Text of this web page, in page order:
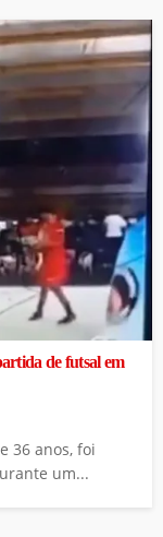
de futsal em
36 anos, foi
um...